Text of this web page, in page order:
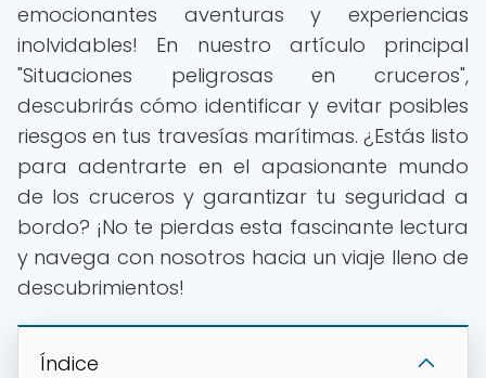
emocionantes aventuras y experiencias
inolvidables! En nuestro artículo principal
"Situaciones peligrosas en cruceros",
descubrirás cómo identificar y evitar posibles
riesgos en tus travesías marítimas. ¿Estás listo
para adentrarte en el apasionante mundo
de los cruceros y garantizar tu seguridad a
bordo? ¡No te pierdas esta fascinante lectura
y navega con nosotros hacia un viaje lleno de
descubrimientos!
Índice